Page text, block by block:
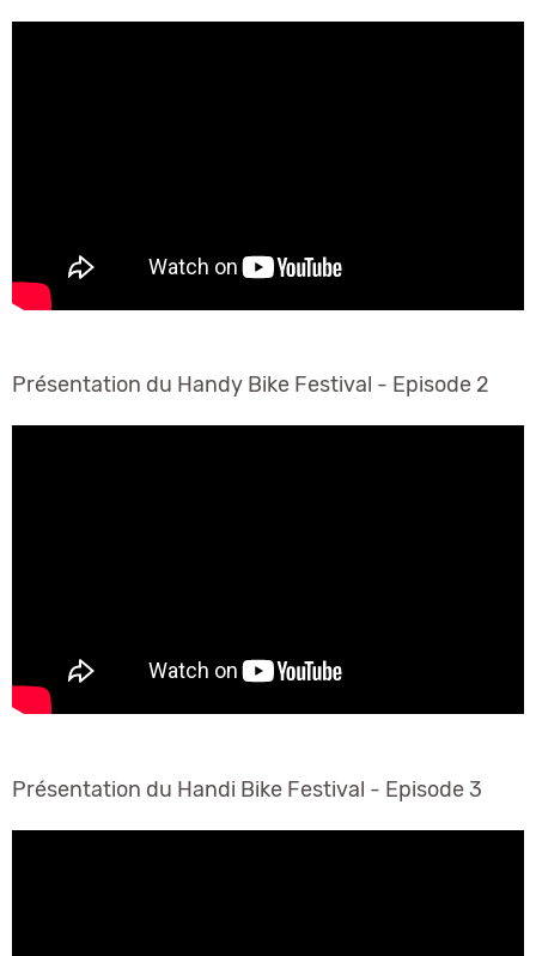
Présentation du Handy Bike Festival - Episode 2
Présentation du Handi Bike Festival - Episode 3